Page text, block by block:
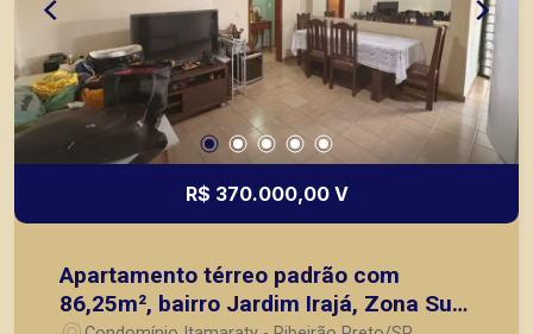
R$ 370.000,00 V
Apartamento térreo padrão com
86,25m², bairro Jardim Irajá, Zona Sul